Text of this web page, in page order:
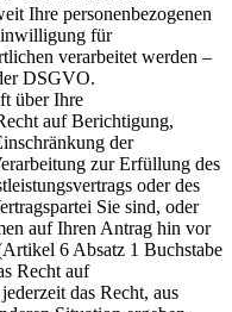
Ihre personenbezogenen
für
verarbeitet werden –
DSGVO.
über Ihre
auf Berichtigung,
der
zur Erfüllung des
oder des
Sie sind, oder
auf Ihren Antrag hin vor
6 Absatz 1 Buchstabe
Recht auf
das Recht, aus